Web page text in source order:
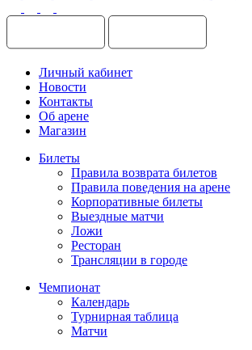
Личный кабинет
Новости
Контакты
Об арене
Магазин
Билеты
Правила возврата билетов
Правила поведения на арене
Корпоративные билеты
Выездные матчи
Ложи
Ресторан
Трансляции в городе
Чемпионат
Календарь
Турнирная таблица
Матчи